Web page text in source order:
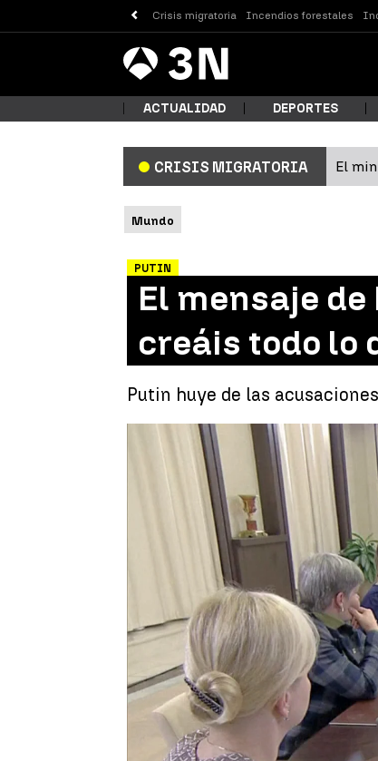
Crisis migratoria Incendios forestales
Antena
3 Noticias
ACTUALIDAD DEPORTES
CRISIS MIGRATORIA El
Mundo
PUTIN
El mensaje
creáis todo lo
Putin huye de las
El mensaje de Putin a las madres de los
Antena 3 Noticias
Publicado:25 de noviembre de 2022,